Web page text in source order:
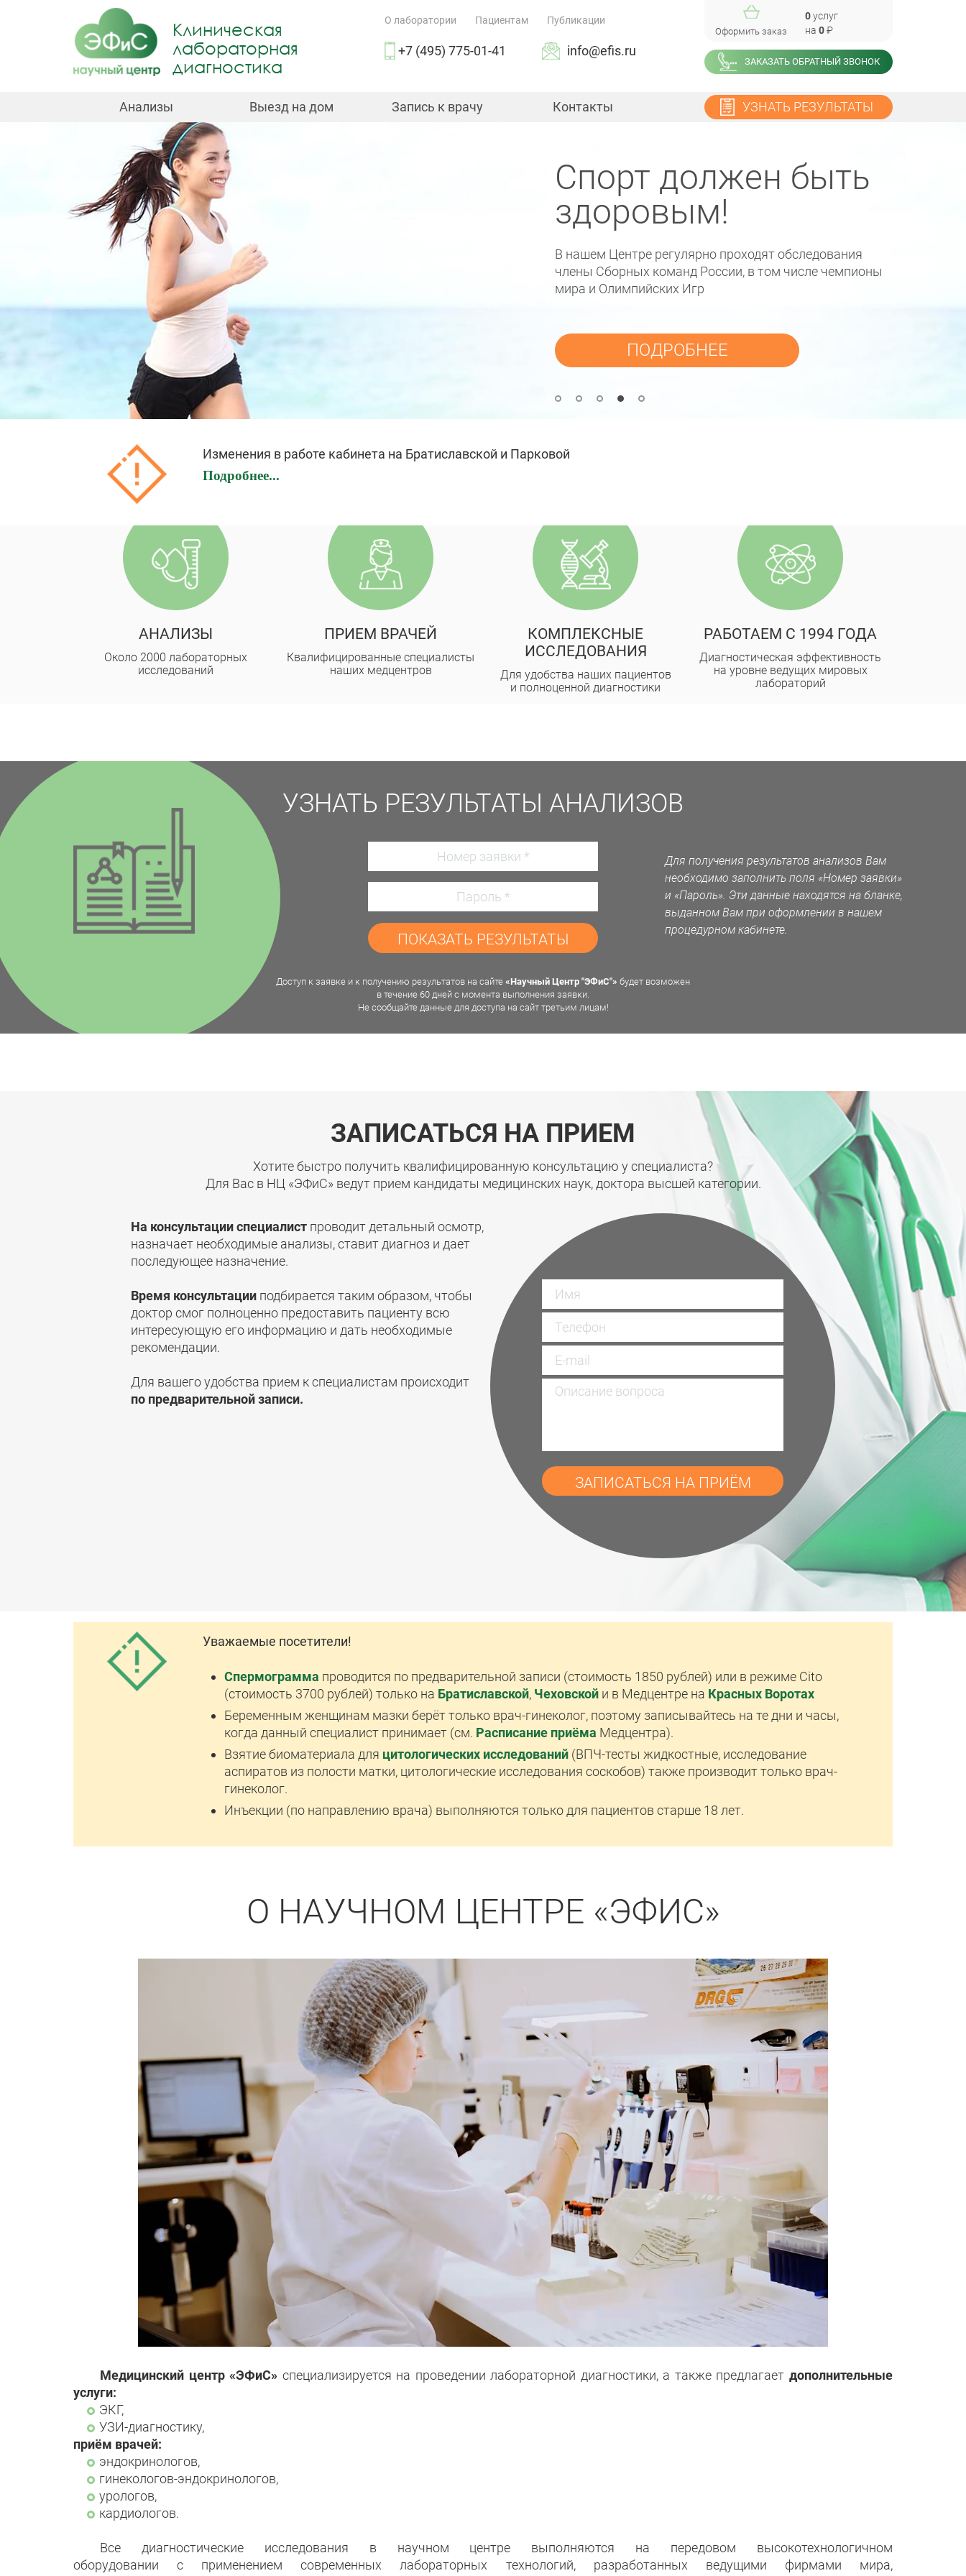
Клиническая
лабораторная
диагностика
О лаборатории Пациентам Публикации
+7 (495) 775-01-41 info@efis.ru
Оформить заказ
0услуг
на 0₽
ЗАКАЗАТЬ ОБРАТНЫЙ ЗВОНОК
Анализы Выезд на дом Запись к врачу Контакты УЗНАТЬ РЕЗУЛЬТАТЫ
Спорт должен быть
здоровым!
В нашем Центре регулярно проходят обследования
члены Сборных команд России, в том числе чемпионы
мира и Олимпийских Игр
ПОДРОБНЕЕ
Изменения в работе кабинета на Братиславской и Парковой
Подробнее...
АНАЛИЗЫ
Около 2000 лабораторных
исследований
ПРИЕМ ВРАЧЕЙ
Квалифицированные специалисты
наших медцентров
КОМПЛЕКСНЫЕ
ИССЛЕДОВАНИЯ
Для удобства наших пациентов
и полноценной диагностики
РАБОТАЕМ С 1994 ГОДА
Диагностическая эффективность
на уровне ведущих мировых
лабораторий
УЗНАТЬ РЕЗУЛЬТАТЫ АНАЛИЗОВ
Для получения результатов анализов Вам
необходимо заполнить поля «Номер заявки»
и «Пароль». Эти данные находятся на бланке,
выданном Вам при оформлении в нашем
процедурном кабинете.
Доступ к заявке и к получению результатов на сайте «Научный Центр "ЭФиС"» будет возможен
в течение 60 дней с момента выполнения заявки.
Не сообщайте данные для доступа на сайт третьим лицам!
ЗАПИСАТЬСЯ НА ПРИЕМ
Хотите быстро получить квалифицированную консультацию у специалиста?
Для Вас в НЦ «ЭФиС» ведут прием кандидаты медицинских наук, доктора высшей категории.
На консультации специалист проводит детальный осмотр,
назначает необходимые анализы, ставит диагноз и дает
последующее назначение.
Время консультации подбирается таким образом, чтобы
доктор смог полноценно предоставить пациенту всю
интересующую его информацию и дать необходимые
рекомендации.
Для вашего удобства прием к специалистам происходит
по предварительной записи.
Уважаемые посетители!
Спермограмма проводится по предварительной записи (стоимость 1850 рублей) или в режиме Cito
(стоимость 3700 рублей) только на Братиславской, Чеховской и в Медцентре на Красных Воротах
Беременным женщинам мазки берёт только врач-гинеколог, поэтому записывайтесь на те дни и часы,
когда данный специалист принимает (см. Расписание приёма Медцентра).
Взятие биоматериала для цитологических исследований (ВПЧ-тесты жидкостные, исследование
аспиратов из полости матки, цитологические исследования соскобов) также производит только врач-
гинеколог.
Инъекции (по направлению врача) выполняются только для пациентов старше 18 лет.
О НАУЧНОМ ЦЕНТРЕ «ЭФИС»
Медицинский центр «ЭФиС» специализируется на проведении лабораторной диагностики, а также предлагаетдополнительные
услуги:
ЭКГ,
УЗИ-диагностику,
приём врачей:
эндокринологов,
гинекологов-эндокринологов,
урологов,
кардиологов.
Все диагностические исследования в научном центре выполняются на передовом высокотехнологичном
оборудовании с применением современных лабораторных технологий, разработанных ведущими фирмами мира,